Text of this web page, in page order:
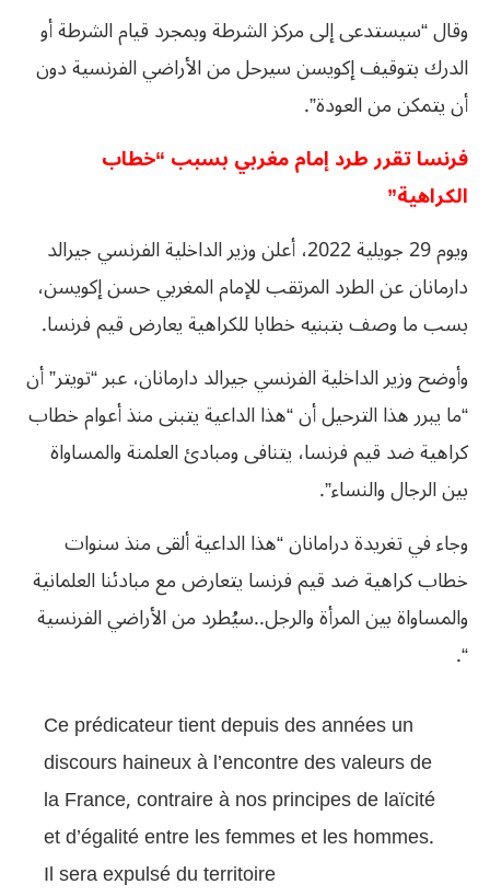
وقال “سيستدعى إلى مركز الشرطة وبمجرد قيام الشرطة أو
الدرك بتوقيف إكويسن سيرحل من الأراضي الفرنسية دون
أن يتمكن من العودة”.
فرنسا تقرر طرد إمام مغربي بسبب “خطاب
الكراهية”
ويوم 29 جويلية 2022، أعلن وزير الداخلية الفرنسي جيرالد
دارمانان عن الطرد المرتقب للإمام المغربي حسن إكويسن،
بسب ما وصف بتبنيه خطابا للكراهية يعارض قيم فرنسا.
وأوضح وزير الداخلية الفرنسي جيرالد دارمانان، عبر “تويتر” أن
“ما يبرر هذا الترحيل أن “هذا الداعية يتبنى منذ أعوام خطاب
كراهية ضد قيم فرنسا، يتنافى ومبادئ العلمنة والمساواة
بين الرجال والنساء”.
وجاء في تغريدة درامانان “هذا الداعية ألقى منذ سنوات
خطاب كراهية ضد قيم فرنسا يتعارض مع مبادئنا العلمانية
والمساواة بين المرأة والرجل..سيُطرد من الأراضي الفرنسية
“.
Ce prédicateur tient depuis des années un
discours haineux à l’encontre des valeurs de
la France, contraire à nos principes de laïcité
et d’égalité entre les femmes et les hommes.
Il sera expulsé du territoire